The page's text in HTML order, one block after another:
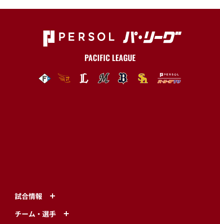
チーム・選手
アカデミー
楽天モバイル 最強パーク宮城